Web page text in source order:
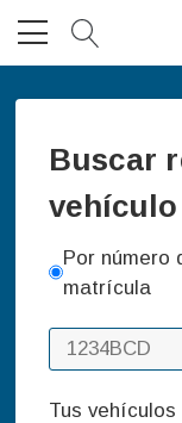
Buscar
vehículo
Por número
matrícula
Tus vehículos